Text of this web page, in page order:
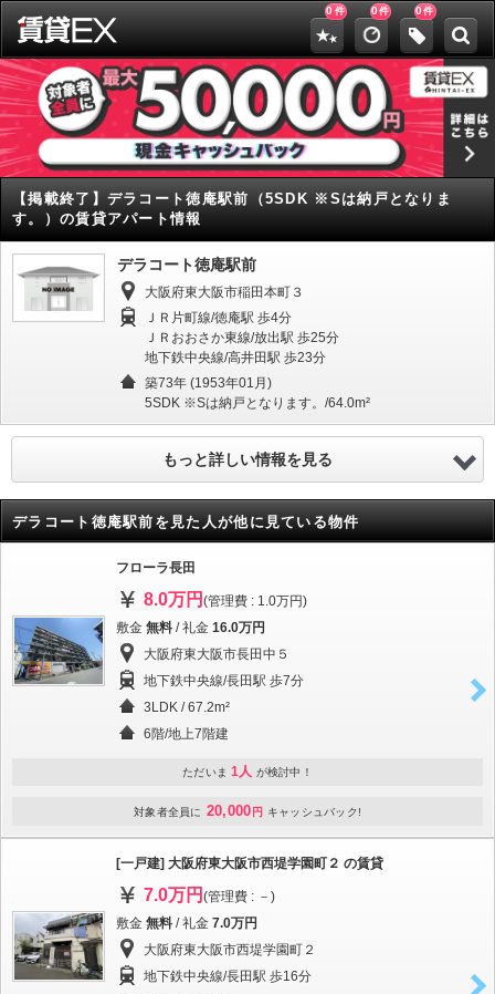
0 件 0件 0件
【掲載終了】 デラコート徳庵駅前（5SDK ※Sは納戸となりま
す。）の賃貸アパート情報
デラコート徳庵駅前
大阪府東大阪市稲田本町３
ＪＲ片町線/徳庵駅 歩4分
ＪＲおおさか東線/放出駅 歩25分
地下鉄中央線/高井田駅 歩23分
築73年 (1953年01月)
5SDK ※Sは納戸となります。/64.0m²
もっと詳しい情報を見る
デラコート徳庵駅前を見た人が他に見ている物件
フローラ長田
8.0万円 (管理費 : 1.0万円)
敷金 無料 / 礼金 16.0万円
大阪府東大阪市長田中５
地下鉄中央線/長田駅 歩7分
3LDK / 67.2m²
6階/地上7階建
ただいま 1人 が検討中！
対象者全員に 20,000 円 キャッシュバック!
[一戸建] 大阪府東大阪市西堤学園町２ の賃貸
7.0万円 (管理費 : －)
敷金 無料 / 礼金 7.0万円
大阪府東大阪市西堤学園町２
地下鉄中央線/長田駅 歩16分